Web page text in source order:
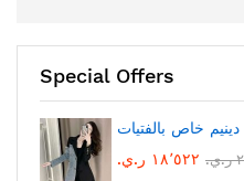
Special Offers
خاص بالفتيات
١٨٬٥٢٢ ر.ي.‏